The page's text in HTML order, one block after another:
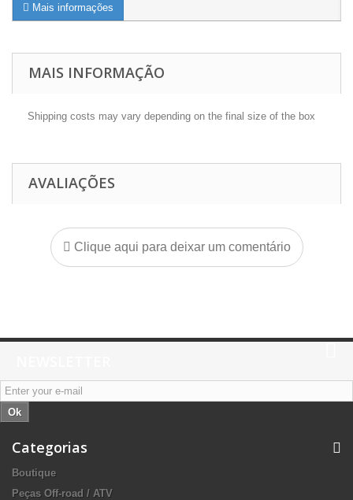
Mais informações
MAIS INFORMAÇÃO
Shipping costs may vary depending on the final size of the box
AVALIAÇÕES
Clique aqui para deixar um comentário
Ok
Categorias
Boutique
Peças Off-road / ATV